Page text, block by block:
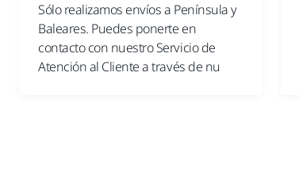
Sólo realizamos envíos a Península y
Baleares. Puedes ponerte en
contacto con nuestro Servicio de
Atención al Cliente a través de nu